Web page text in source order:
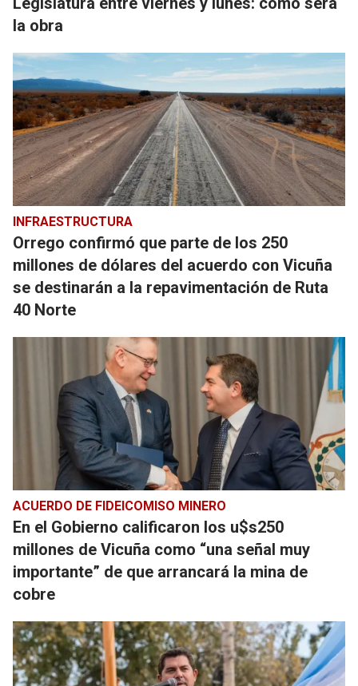
la obra
INFRAESTRUCTURA
Orrego confirmó que parte de los 250
millones de dólares del acuerdo con Vicuña
se destinarán a la repavimentación de Ruta
40 Norte
ACUERDO DE FIDEICOMISO MINERO
En el Gobierno calificaron los u$s250
millones de Vicuña como “una señal muy
importante” de que arrancará la mina de
cobre